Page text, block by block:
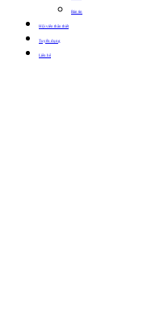
Bản tin
Hội viên thân thiết
Tuyển dụng
Liên hệ